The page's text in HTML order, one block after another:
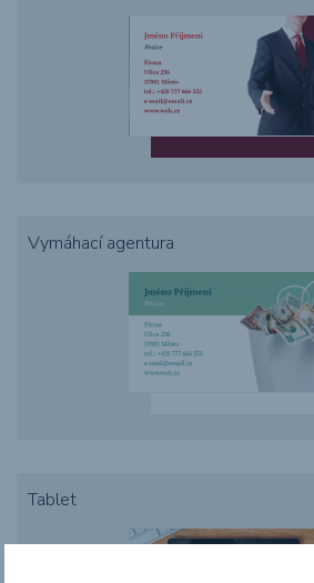
Vymáhací agentura
Tablet